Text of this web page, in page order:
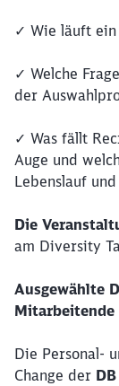
✓ Wie läuft ein
✓ Welche
der
✓ Was fällt
Auge und
Lebenslauf
Die
am Diversity
Ausgewählte
Mitarbeitende
Die Personal-
Change der